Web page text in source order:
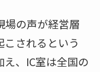
場の声が経営層
されるという
、IC室は全国の